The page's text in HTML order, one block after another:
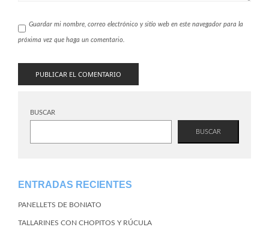
Guardar mi nombre, correo electrónico y sitio web en este navegador para la
próxima vez que haga un comentario.
BUSCAR
BUSCAR
ENTRADAS RECIENTES
PANELLETS DE BONIATO
TALLARINES CON CHOPITOS Y RÚCULA